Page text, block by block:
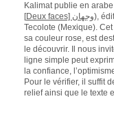
Kalimat publie en
[
Deux faces] وجهان),
Tecolote (Mexique).
sa couleur rose, est
le découvrir. Il nous
ligne simple peut
la confiance,
Pour le vérifier, il suffit
relief ainsi que le texte